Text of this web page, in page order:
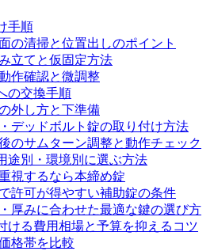
手順
の清掃と位置出しのポイント
立てと仮固定方法
作確認と微調整
の交換手順
外し方と下準備
デッドボルト錠の取り付け方法
のサムターン調整と動作チェック
途別・環境別に選ぶ方法
視するなら本締め錠
許可が得やすい補助錠の条件
厚みに合わせた最適な鍵の選び方
ける費用相場と予算を抑えるコツ
格帯を比較